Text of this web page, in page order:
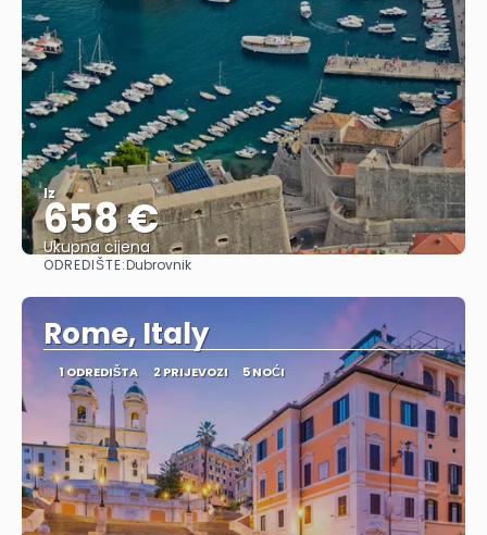
Iz
658 €
Ukupna cijena
ODREDIŠTE:Dubrovnik
Rome, Italy
1 ODREDIŠTA 2 PRIJEVOZI 5 NOĆI